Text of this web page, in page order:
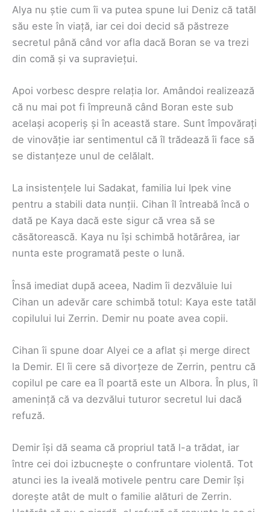
Alya nu știe cum îi va putea spune lui Deniz că tatăl
său este în viață, iar cei doi decid să păstreze
secretul până când vor afla dacă Boran se va trezi
din comă și va supraviețui.
Apoi vorbesc despre relația lor. Amândoi realizează
că nu mai pot fi împreună când Boran este sub
același acoperiș și în această stare. Sunt împovărați
de vinovăție iar sentimentul că îl trădează îi face să
se distanțeze unul de celălalt.
La insistențele lui Sadakat, familia lui Ipek vine
pentru a stabili data nunții. Cihan îl întreabă încă o
dată pe Kaya dacă este sigur că vrea să se
căsătorească. Kaya nu își schimbă hotărârea, iar
nunta este programată peste o lună.
Însă imediat după aceea, Nadim îi dezvăluie lui
Cihan un adevăr care schimbă totul: Kaya este tatăl
copilului lui Zerrin. Demir nu poate avea copii.
Cihan îi spune doar Alyei ce a aflat și merge direct
la Demir. El îi cere să divorțeze de Zerrin, pentru că
copilul pe care ea îl poartă este un Albora. În plus, îl
amenință că va dezvălui tuturor secretul lui dacă
refuză.
Demir își dă seama că propriul tată l-a trădat, iar
între cei doi izbucnește o confruntare violentă. Tot
atunci ies la iveală motivele pentru care Demir își
dorește atât de mult o familie alături de Zerrin.